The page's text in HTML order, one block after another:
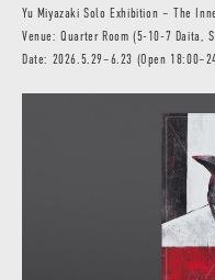
Yu Miyazaki Solo Exhibition – The
Venue: Quarter Room (5-10-7 Daita,
Date: 2026.5.29–6.23 (Open